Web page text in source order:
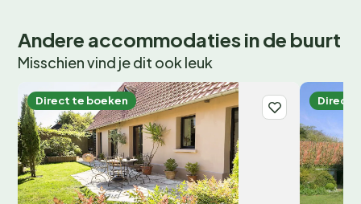
Andere accommodaties in de buurt
Misschien vind je dit ook leuk
Direct te boeken Direct